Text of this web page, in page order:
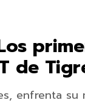
de
enfrenta